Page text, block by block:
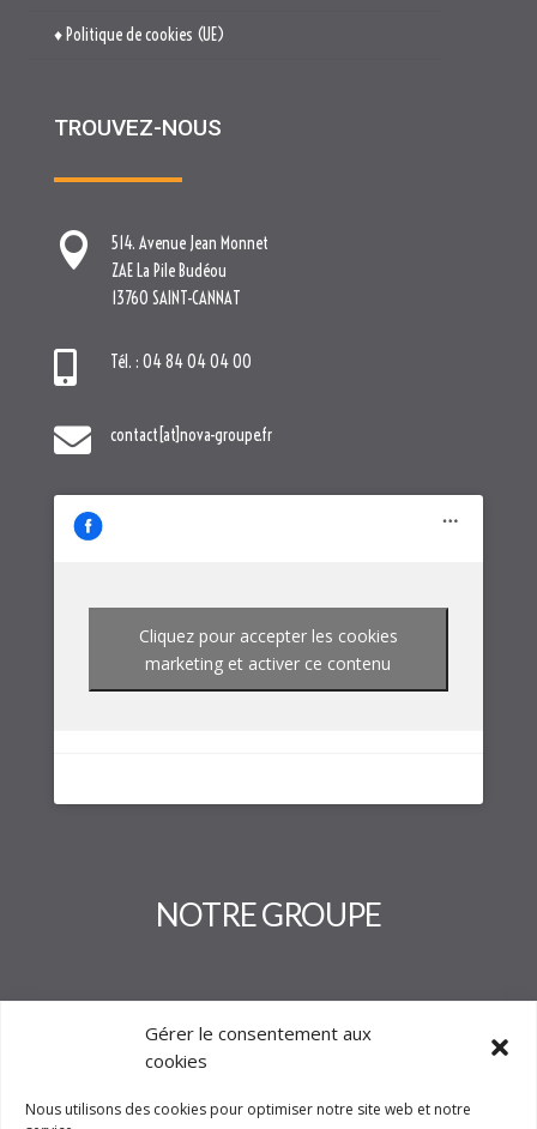
Gérer le consentement aux
cookies
Nous utilisons des cookies pour optimiser notre site web et notre
♦ Politique de cookies (UE)
TROUVEZ-NOUS

514. Avenue Jean Monnet
ZAE La Pile Budéou
13760 SAINT-CANNAT
 Tél. : 04 84 04 04 00
 contact[at]nova-groupe.fr
Cliquez pour accepter les cookies
marketing et activer ce contenu
NOTRE GROUPE